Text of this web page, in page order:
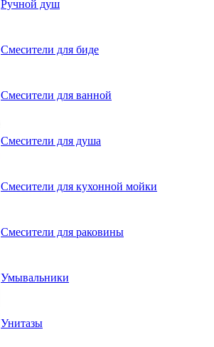
Ручной душ
Смесители для биде
Смесители для ванной
Смесители для душа
Смесители для кухонной мойки
Смесители для раковины
Умывальники
Унитазы